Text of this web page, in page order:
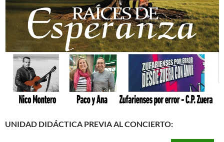
UNIDAD DIDÁCTICA PREVIA AL CONCIERTO: